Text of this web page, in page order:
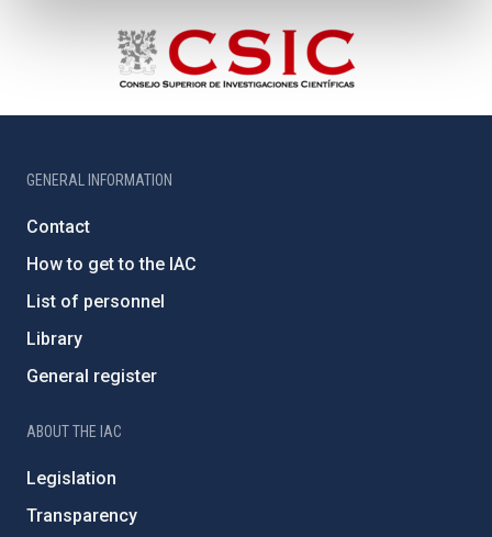
GENERAL INFORMATION
Contact
How to get to the IAC
List of personnel
Library
General register
ABOUT THE IAC
Legislation
Transparency